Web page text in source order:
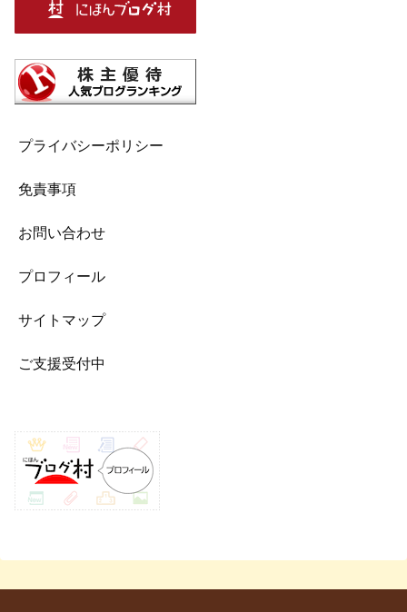
プライバシーポリシー
免責事項
お問い合わせ
プロフィール
サイトマップ
ご支援受付中